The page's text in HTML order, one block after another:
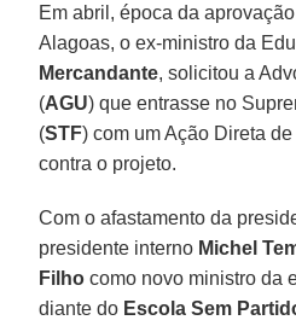
Em abril, época da
Alagoas, o ex-ministro da
Mercandante, solicitou a
(AGU) que entrasse no
(STF) com um Ação Direta
contra o projeto.
Com o afastamento da
presidente interno Michel
Filho como novo ministro da
diante do Escola Sem